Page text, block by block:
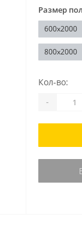
Размер
600x2000
800x2000
Кол-во:
-